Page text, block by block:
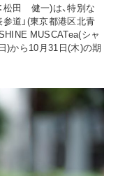
松田 健一)は、特別な
道」(東京都港区北青
MUSCATea(シャ
)から10月31日(木)の期